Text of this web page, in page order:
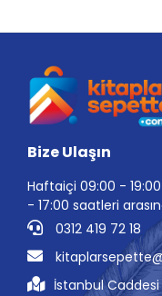
Bize Ulaşın
Haftaiçi 09:00 -
- 17:00 saatleri
0312 419 72 18
İstanbul